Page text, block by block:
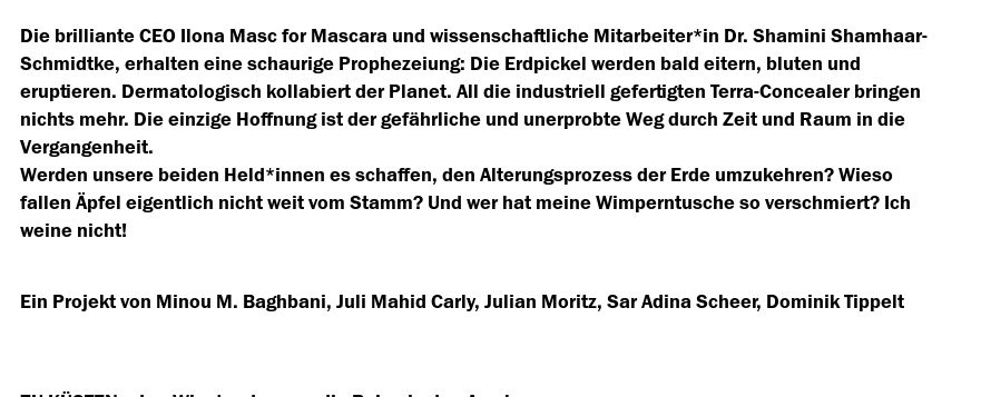
Die brilliante CEO Ilona Masc for Mascara und wissenschaftliche Mitarbeiter*in Dr. Shamini Shamhaar-
Schmidtke, erhalten eine schaurige Prophezeiung: Die Erdpickel werden bald eitern, bluten und
eruptieren. Dermatologisch kollabiert der Planet. All die industriell gefertigten Terra-Concealer bringen
nichts mehr. Die einzige Hoffnung ist der gefährliche und unerprobte Weg durch Zeit und Raum in die
Vergangenheit.
Werden unsere beiden Held*innen es schaffen, den Alterungsprozess der Erde umzukehren? Wieso
fallen Äpfel eigentlich nicht weit vom Stamm? Und wer hat meine Wimperntusche so verschmiert? Ich
weine nicht!
Ein Projekt von Minou M. Baghbani, Juli Mahid Carly, Julian Moritz, Sar Adina Scheer, Dominik Tippelt